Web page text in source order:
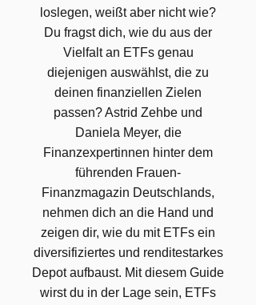
loslegen, weißt aber nicht wie?
Du fragst dich, wie du aus der
Vielfalt an ETFs genau
diejenigen auswählst, die zu
deinen finanziellen Zielen
passen? Astrid Zehbe und
Daniela Meyer, die
Finanzexpertinnen hinter dem
führenden Frauen-
Finanzmagazin Deutschlands,
nehmen dich an die Hand und
zeigen dir, wie du mit ETFs ein
diversifiziertes und renditestarkes
Depot aufbaust. Mit diesem Guide
wirst du in der Lage sein, ETFs